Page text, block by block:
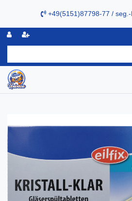
+49(5151)87798-77 /